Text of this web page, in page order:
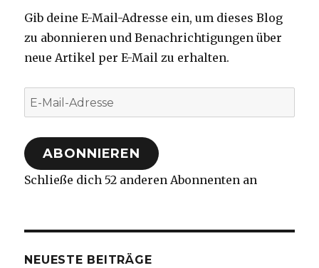
Gib deine E-Mail-Adresse ein, um dieses Blog
zu abonnieren und Benachrichtigungen über
neue Artikel per E-Mail zu erhalten.
E-
Mail-
Adresse
ABONNIEREN
Schließe dich 52 anderen Abonnenten an
NEUESTE BEITRÄGE